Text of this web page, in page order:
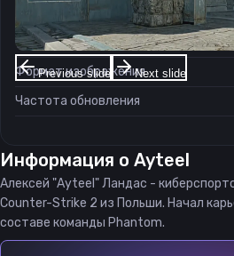
Previous slide Next slide
Разрешение
Соотношение сторон
Формат изображения
Частота обновления
Информация о Ayteel
Алексей "Ayteel" Ландас -
Counter-Strike 2 из Польши. Начал
составе команды Phantom.